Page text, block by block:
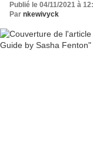
Publié le 04/11/2021 à
Par nkewivyck